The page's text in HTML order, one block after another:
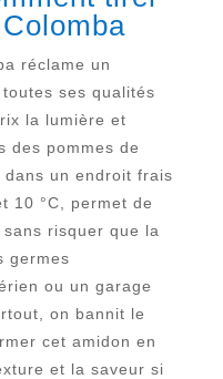
réclame un
ses qualités
la lumière et
des pommes de
un endroit frais
10 °C, permet de
risquer que la
germes
ou un garage
on bannit le
cet amidon en
et la saveur si